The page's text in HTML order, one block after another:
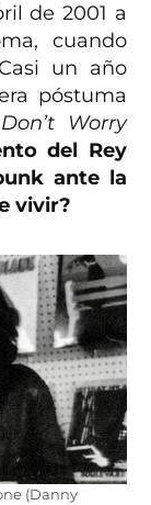
de 2001 a
cuando
un año
póstuma
Don’t Worry
del Rey
ante la
vivir?
(Danny